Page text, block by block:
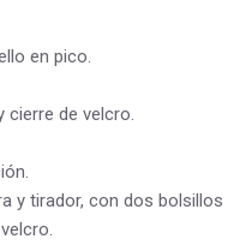
en pico.
cierre de velcro.
y tirador, con dos bolsillos